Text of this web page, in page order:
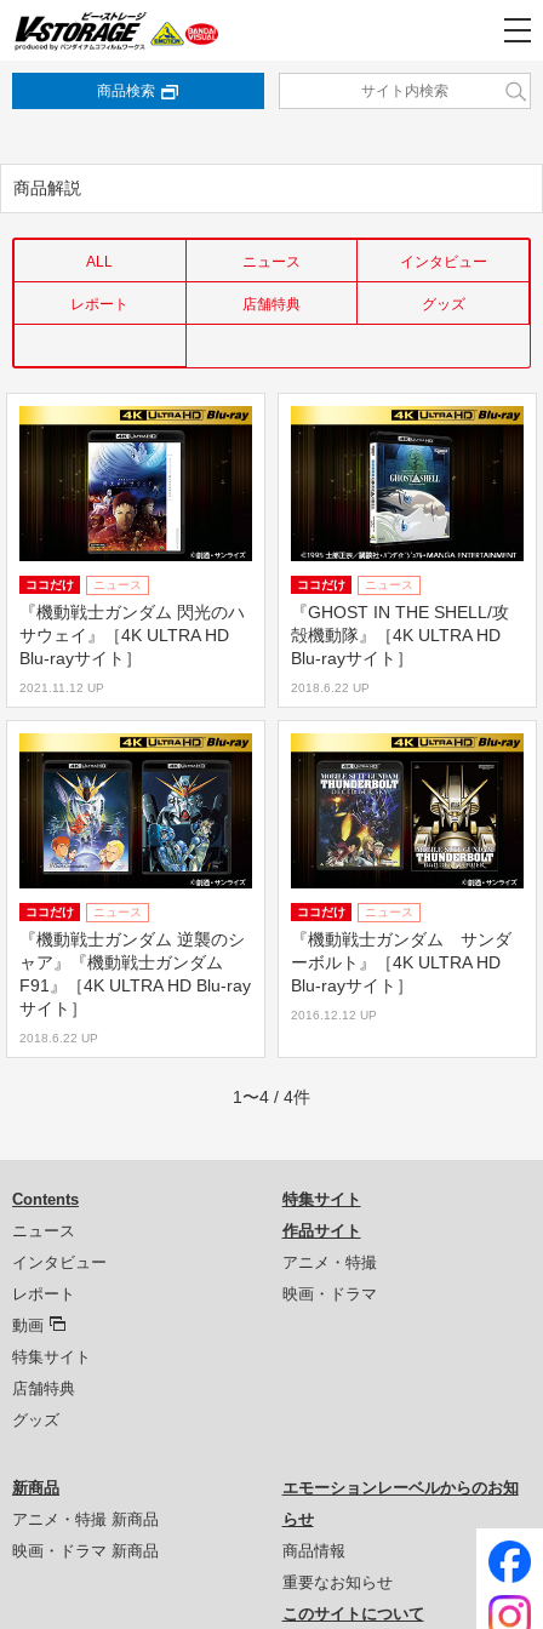
商品検索
商品解説
ALL ニュース インタビュー
レポート 店舗特典 グッズ
ココだけ ニュース
『機動戦士ガンダム 閃光のハ
サウェイ』［4K ULTRA HD
Blu-rayサイト］
2021.11.12 UP
ココだけ ニュース
『GHOST IN THE SHELL/攻
殻機動隊』［4K ULTRA HD
Blu-rayサイト］
2018.6.22 UP
ココだけ ニュース
『機動戦士ガンダム 逆襲のシ
ャア』『機動戦士ガンダム
F91』［4K ULTRA HD Blu-ray
サイト］
2018.6.22 UP
ココだけ ニュース
『機動戦士ガンダム サンダ
ーボルト』［4K ULTRA HD
Blu-rayサイト］
2016.12.12 UP
1〜4 / 4件
Contents
ニュース
インタビュー
レポート
動画
特集サイト
店舗特典
グッズ
特集サイト
作品サイト
アニメ・特撮
映画・ドラマ
新商品
アニメ・特撮 新商品
映画・ドラマ 新商品
エモーションレーベルからのお知
らせ
商品情報
重要なお知らせ
このサイトについて